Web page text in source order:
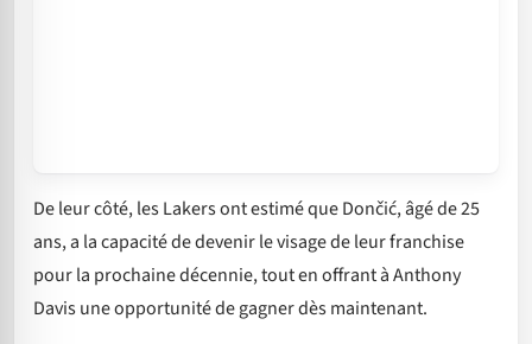
De leur côté, les Lakers ont estimé que Dončić, âgé de 25
ans, a la capacité de devenir le visage de leur franchise
pour la prochaine décennie, tout en offrant à Anthony
Davis une opportunité de gagner dès maintenant.